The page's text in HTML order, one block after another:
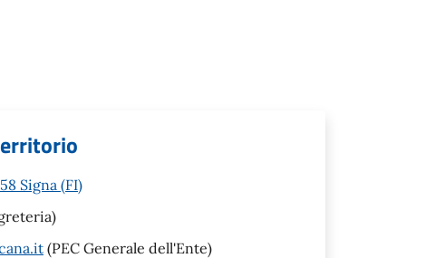
Signa (FI)
(PEC Generale dell'Ente)